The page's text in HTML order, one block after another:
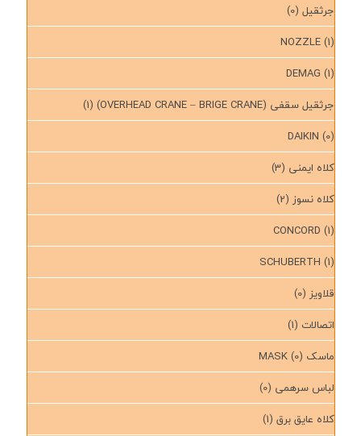
جرثقیل (0)
NOZZLE(1)
DEMAG (1)
جرثقیل سقفی (OVERHEAD CRANE – BRIGE CRANE)
(1)
DAIKIN (0)
کلاه ایمنی (3)
کلاه نسوز (2)
CONCORD (1)
SCHUBERTH (1)
قلاویز (0)
اتصالات (1)
ماسک MASK (0)
لباس سرهمی (0)
کلاه عایق برق (1)